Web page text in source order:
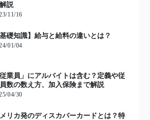
説
11/16
基礎知識】給与と給料の違いとは？
01/04
従業員」にアルバイトは含む？定義や従
数の数え方、加入保険まで解説
04/30
リカ発のディスカバーカードとは？特